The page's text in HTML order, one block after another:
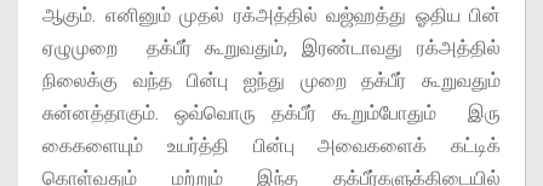
ஆகும். எனினும் முதல் ரக்அத்தில் வஜ்ஹத்து ஓதிய பின்
ஏழுமுறை தக்பீர் கூறுவதும், இரண்டாவது ரக்அத்தில்
நிலைக்கு வந்த பின்பு ஐந்து முறை தக்பீர் கூறுவதும்
சுன்னத்தாகும். ஒவ்வொரு தக்பீர் கூறும்போதும் இரு
கைகளையும் உயர்த்தி பின்பு அவைகளைக் கட்டிக்
கொள்வதும் மற்றும் இந்த தக்பீர்களுக்கிடையில்